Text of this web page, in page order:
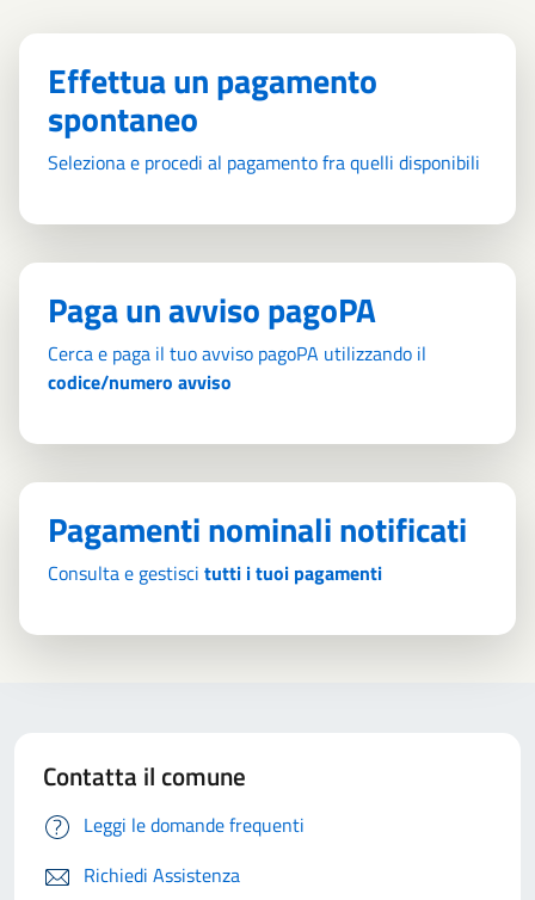
Effettua un pagamento
spontaneo
Seleziona e procedi al pagamento fra quelli disponibili
Paga un avviso pagoPA
Cerca e paga il tuo avviso pagoPA utilizzando il
codice/numero avviso
Pagamenti nominali notificati
Consulta e gestisci tutti i tuoi pagamenti
Contatta il comune
Leggi le domande frequenti
Richiedi Assistenza